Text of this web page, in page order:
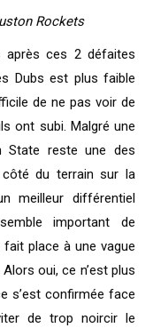
Rockets
après ces 2 défaites
Dubs est plus faible
de ne pas voir de
ont subi. Malgré une
State reste une des
du terrain sur la
meilleur différentiel
important de
fait place à une vague
oui, ce n’est plus
s’est confirmée face
de trop noircir le